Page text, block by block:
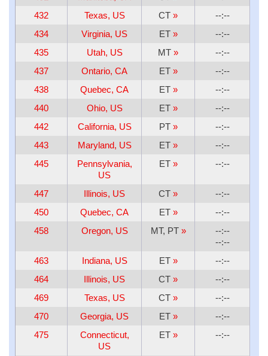
432
Texas, US CT »
--:--
434
Virginia, US ET »
--:--
435
Utah, US MT »
--:--
437
Ontario, CA ET »
--:--
438
Quebec, CA ET »
--:--
440
Ohio, US ET »
--:--
442
California, US PT »
--:--
443
Maryland, US ET »
--:--
445
Pennsylvania,
US
ET » --:--
447 Illinois, US CT »
--:--
450
Quebec, CA ET »
--:--
458
Oregon, US MT, PT »
--:--
--:--
463
Indiana, US ET »
--:--
464
Illinois, US CT »
--:--
469
Texas, US CT »
--:--
470
Georgia, US ET »
--:--
475
Connecticut,
US
ET » --:--